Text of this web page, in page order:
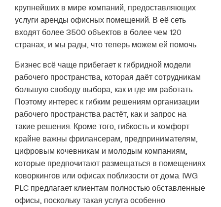
крупнейших в мире компаний, предоставляющих
услуги аренды офисных помещений. В её сеть
входят более 3500 объектов в более чем 120
странах, и мы рады, что теперь можем ей помочь.
Бизнес всё чаще прибегает к гибридной модели
рабочего пространства, которая даёт сотрудникам
большую свободу выбора, как и где им работать.
Поэтому интерес к гибким решениям организации
рабочего пространства растёт, как и запрос на
такие решения. Кроме того, гибкость и комфорт
крайне важны фрилансерам, предпринимателям,
цифровым кочевникам и молодым компаниям,
которые предпочитают размещаться в помещениях
коворкингов или офисах поблизости от дома. IWG
PLC предлагает клиентам полностью обставленные
офисы, поскольку такая услуга особенно